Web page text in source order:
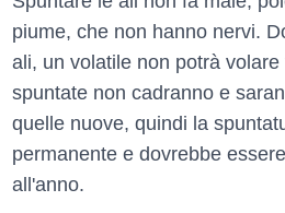
piume, che non hanno nervi.
ali, un volatile non potrà
spuntate non cadranno e
quelle nuove, quindi la
permanente e dovrebbe
all'anno.